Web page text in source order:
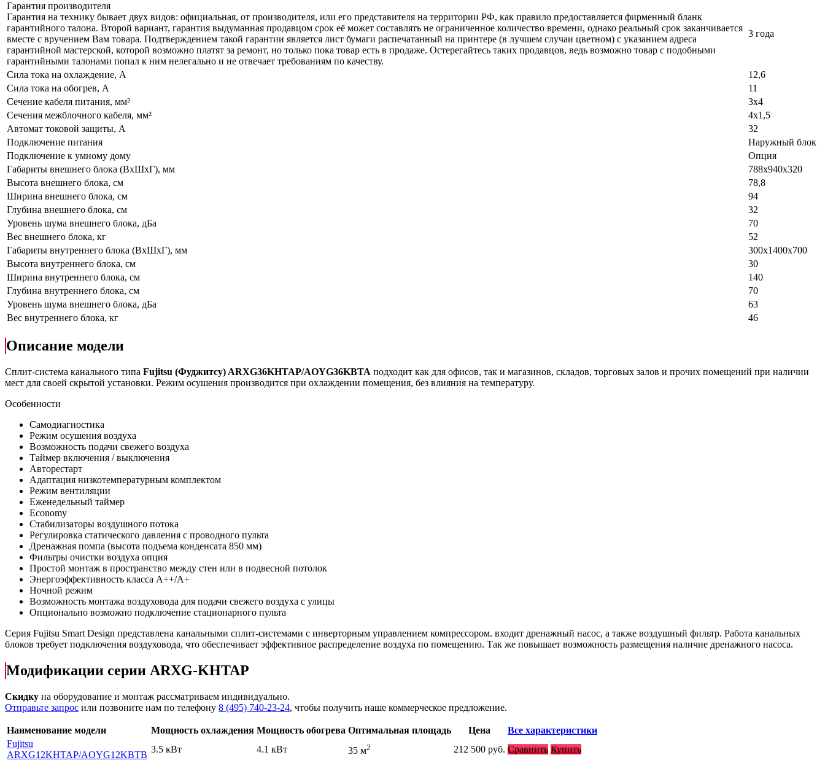
Гарантия производителя
Гарантия на технику бывает двух видов: официальная, от производителя, или его представителя на территории РФ, как правило предоставляется фирменный бланк
гарантийного талона. Второй вариант, гарантия выдуманная продавцом срок её может составлять не ограниченное количество времени, однако реальный срок заканчивается
вместе с вручением Вам товара. Подтверждением такой гарантии является лист бумаги распечатанный на принтере (в лучшем случаи цветном) с указанием адреса
гарантийной мастерской, которой возможно платят за ремонт, но только пока товар есть в продаже. Остерегайтесь таких продавцов, ведь возможно товар с подобными
гарантийными талонами попал к ним нелегально и не отвечает требованиям по качеству.
3 года
Сила тока на охлаждение, А
12,6
Сила тока на обогрев, А
11
Сечение кабеля питания, мм²
3x4
Сечения межблочного кабеля, мм²
4x1,5
Автомат токовой защиты, A
32
Подключение питания
Наружный блок
Подключение к умному дому
Опция
Габариты внешнего блока (ВхШхГ), мм
788x940x320
Высота внешнего блока, см
78,8
Ширина внешнего блока, см
94
Глубина внешнего блока, см
32
Уровень шума внешнего блока, дБа
70
Вес внешнего блока, кг
52
Габариты внутреннего блока (ВхШхГ), мм
300x1400x700
Высота внутреннего блока, см
30
Ширина внутреннего блока, см
140
Глубина внутреннего блока, см
70
Уровень шума внешнего блока, дБа
63
Вес внутреннего блока, кг
46
Описание модели
Сплит-система канального типа Fujitsu (Фуджитсу) ARXG36KHTAP/AOYG36KBTA подходит как для офисов, так и магазинов, складов, торговых залов и прочих помещений при наличии
мест для своей скрытой установки. Режим осушения производится при охлаждении помещения, без влияния на температуру.
Особенности
Самодиагностика
Режим осушения воздуха
Возможность подачи свежего воздуха
Таймер включения / выключения
Авторестарт
Адаптация низкотемпературным комплектом
Режим вентиляции
Еженедельный таймер
Economy
Стабилизаторы воздушного потока
Регулировка статического давления с проводного пульта
Дренажная помпа (высота подъема конденсата 850 мм)
Фильтры очистки воздуха опция
Простой монтаж в пространство между стен или в подвесной потолок
Энергоэффективность класса А++/А+
Ночной режим
Возможность монтажа воздуховода для подачи свежего воздуха с улицы
Опционально возможно подключение стационарного пульта
Серия Fujitsu Smart Design представлена канальными сплит-системами с инверторным управлением компрессором. входит дренажный насос, а также воздушный фильтр. Работа канальных
блоков требует подключения воздуховода, что обеспечивает эффективное распределение воздуха по помещению. Так же повышает возможность размещения наличие дренажного насоса.
Модификации серии ARXG-KHTAP
Скидку на оборудование и монтаж рассматриваем индивидуально.
Отправьте запрос или позвоните нам по телефону 8 (495) 740-23-24, чтобы получить наше коммерческое предложение.
Наименование модели Мощность охлаждения Мощность обогрева Оптимальная площадь Цена
Все характеристики
Fujitsu
ARXG12KHTAP/AOYG12KBTB
3.5 кВт 4.1 кВт 35 м2 212 500 руб. Сравнить Купить